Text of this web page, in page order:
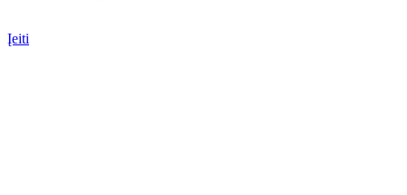
Įeiti